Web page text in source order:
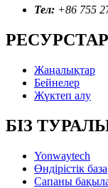
Тел: +86 755
РЕСУРСТАР
Жаңалықтар
Бейнелер
Жүктеп алу
БІЗ
Yonwaytech
Өндірістік база
Сапаны